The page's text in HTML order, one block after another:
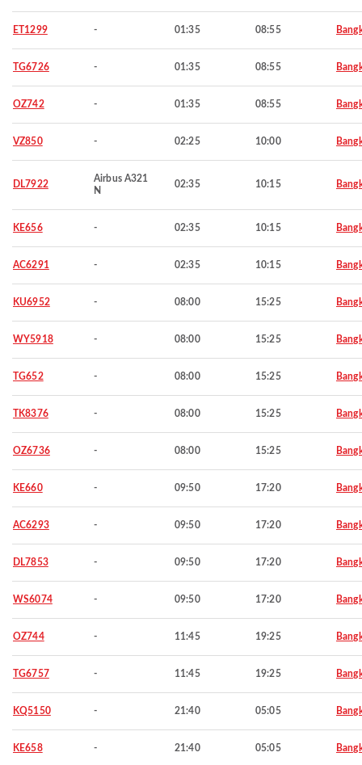
ET1299 - 01:35 08:55
TG6726 - 01:35 08:55
OZ742 - 01:35 08:55
VZ850 - 02:25 10:00
DL7922
Airbus A321
N
02:35 10:15
KE656 - 02:35 10:15
AC6291 - 02:35 10:15
KU6952 - 08:00 15:25
WY5918 - 08:00 15:25
TG652 - 08:00 15:25
TK8376 - 08:00 15:25
OZ6736 - 08:00 15:25
KE660 - 09:50 17:20
AC6293 - 09:50 17:20
DL7853 - 09:50 17:20
WS6074 - 09:50 17:20
OZ744 - 11:45 19:25
TG6757 - 11:45 19:25
KQ5150 - 21:40 05:05
KE658 - 21:40 05:05